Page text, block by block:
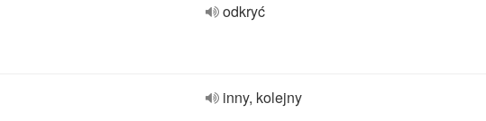
odkryć
inny, kolejny